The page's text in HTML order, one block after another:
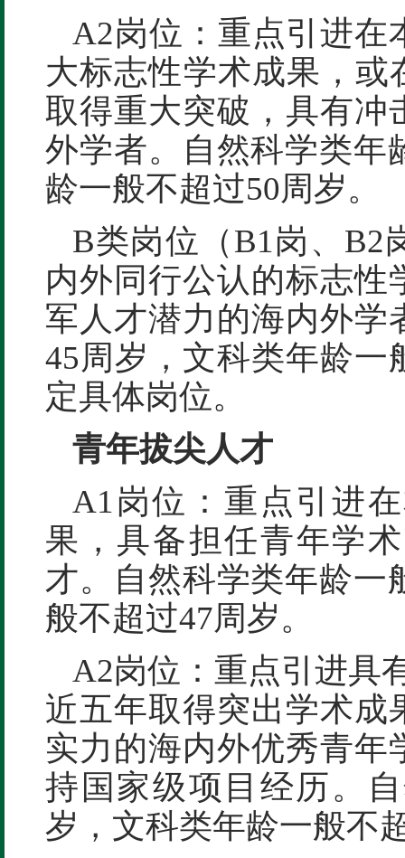
A2岗位：重点引进在
大标志性学术成果，或
取得重大突破，具有冲
外学者。自然科学类年
龄一般不超过50周岁。
B类岗位（B1岗、B2
内外同行公认的标志性
军人才潜力的海内外学
45周岁，文科类年龄一
定具体岗位。
青年拔尖人才
A1岗位：重点引进
果，具备担任青年学
才。自然科学类年龄一
般不超过47周岁。
A2岗位：重点引进具
近五年取得突出学术成
实力的海内外优秀青年
持国家级项目经历。
岁，文科类年龄一般不